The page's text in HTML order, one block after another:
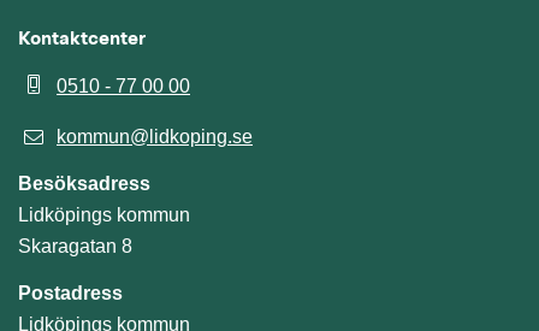
Kontaktcenter
0510 - 77 00 00
kommun@lidkoping.se
Besöksadress
Lidköpings kommun
Skaragatan 8
Postadress
Lidköpings kommun